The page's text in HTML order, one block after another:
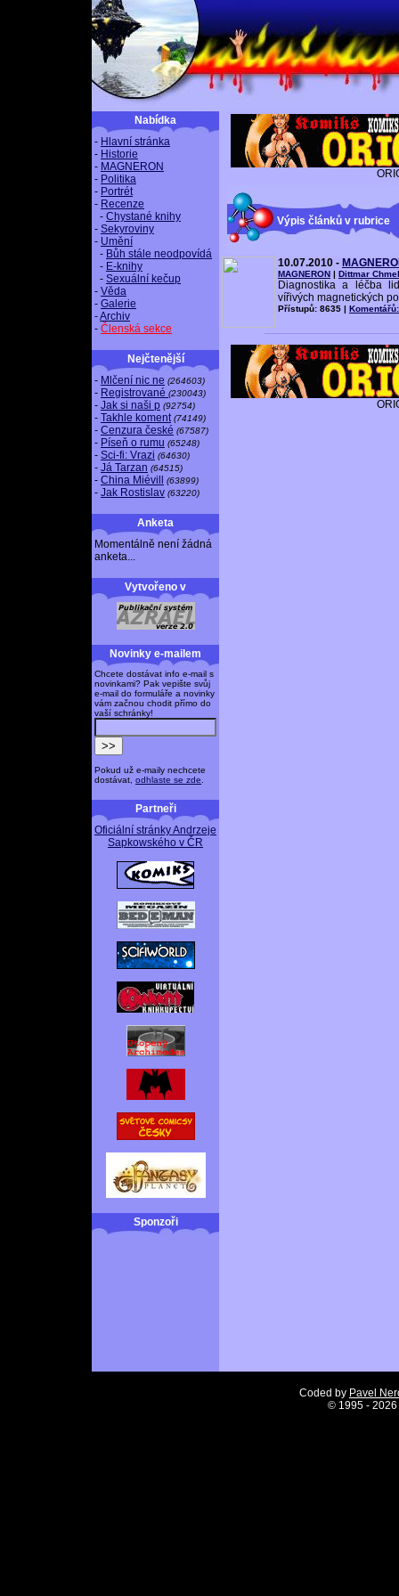
Nabídka
- Hlavní stránka
- Historie
- MAGNERON
- Politika
- Portrét
- Recenze
- Chystané knihy
- Sekyroviny
- Umění
- Bůh stále neodpovídá
- E-knihy
- Sexuální kečup
- Věda
- Galerie
-Archiv
- Členská sekce
Nejčtenější
- Mlčení nic ne (264603)
- Registrované (230043)
- Jak si naši p (92754)
- Takhle koment (74149)
- Cenzura české (67587)
- Píseň o rumu (65248)
- Sci-fi: Vrazi (64630)
- Já Tarzan (64515)
- China Miévill (63899)
- Jak Rostislav (63220)
Anketa
Momentálně není žádná
anketa...
Vytvořeno v
Novinky e-mailem
Chcete dostávat info e-mail s
novinkami? Pak vepište svůj
e-mail do formuláře a novinky
vám začnou chodit přímo do
vaší schránky!
Pokud už e-maily nechcete
dostávat, odhlaste se zde
Partneři
Oficiální stránky Andrzeje
Sapkowského v ČR
Sponzoři
Výpis článků v rubrice
10.07.2010 -
MAGNERON | Dittmar
Diagnostika a léčba
vířivých magnetických
Přístupů: 8635 | Komentářů:
Coded by Pavel
© 1995 -